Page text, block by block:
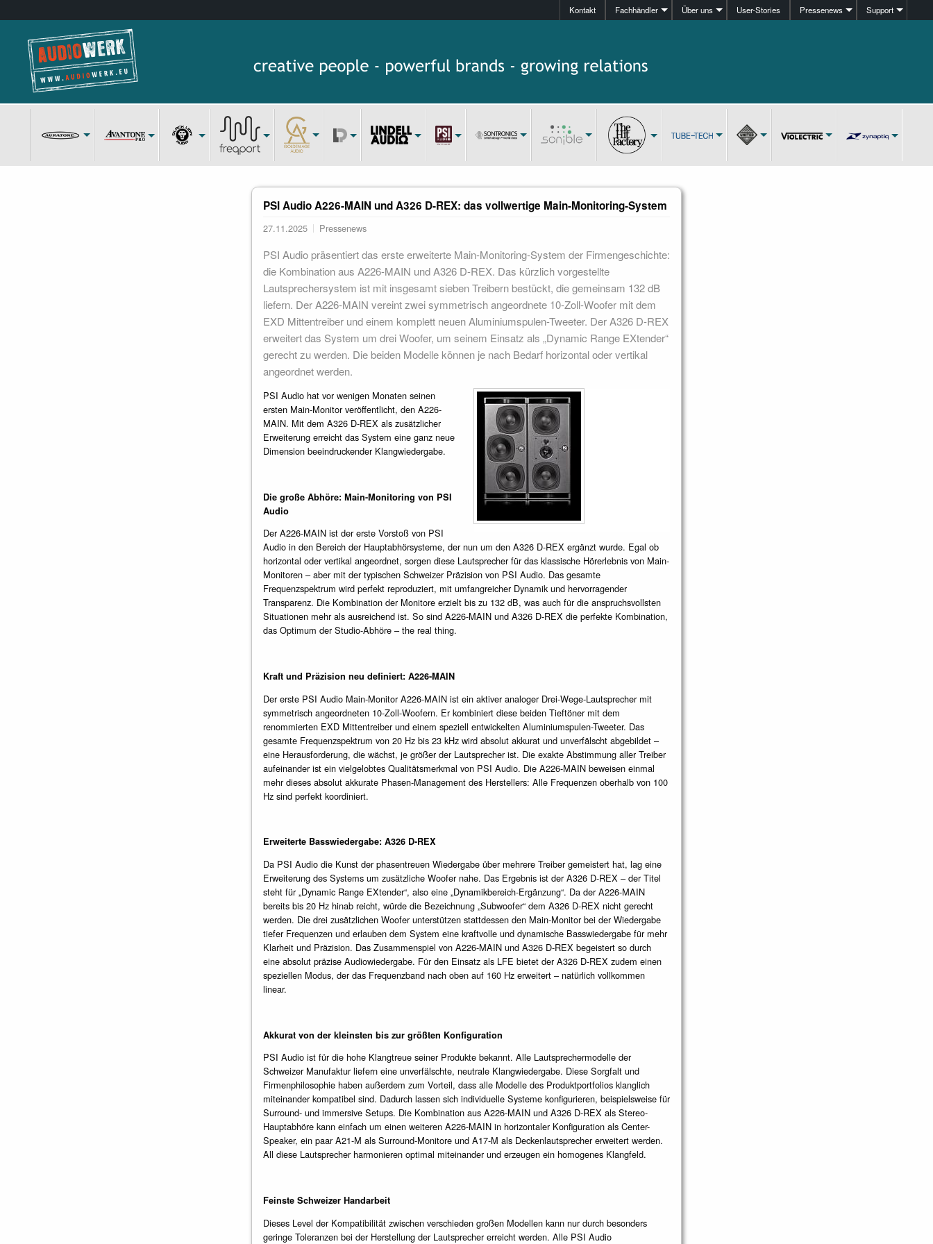
Kontakt Fachhändler Über uns User-Stories Pressenews Support
PSI Audio A226-MAIN und A326 D-REX: das vollwertige Main-Monitoring-System
27.11.2025 Pressenews
PSI Audio präsentiert das erste erweiterte Main-Monitoring-System der Firmengeschichte:
die Kombination aus A226-MAIN und A326 D-REX. Das kürzlich vorgestellte
Lautsprechersystem ist mit insgesamt sieben Treibern bestückt, die gemeinsam 132 dB
liefern. Der A226-MAIN vereint zwei symmetrisch angeordnete 10-Zoll-Woofer mit dem
EXD Mittentreiber und einem komplett neuen Aluminiumspulen-Tweeter. Der A326 D-REX
erweitert das System um drei Woofer, um seinem Einsatz als „Dynamic Range EXtender“
gerecht zu werden. Die beiden Modelle können je nach Bedarf horizontal oder vertikal
angeordnet werden.
PSI Audio hat vor wenigen Monaten seinen
ersten Main-Monitor veröffentlicht, den A226-
MAIN. Mit dem A326 D-REX als zusätzlicher
Erweiterung erreicht das System eine ganz neue
Dimension beeindruckender Klangwiedergabe.
Die große Abhöre: Main-Monitoring von PSI
Audio
Der A226-MAIN ist der erste Vorstoß von PSI
Audio in den Bereich der Hauptabhörsysteme, der nun um den A326 D-REX ergänzt wurde. Egal ob
horizontal oder vertikal angeordnet, sorgen diese Lautsprecher für das klassische Hörerlebnis von Main-
Monitoren – aber mit der typischen Schweizer Präzision von PSI Audio. Das gesamte
Frequenzspektrum wird perfekt reproduziert, mit umfangreicher Dynamik und hervorragender
Transparenz. Die Kombination der Monitore erzielt bis zu 132 dB, was auch für die anspruchsvollsten
Situationen mehr als ausreichend ist. So sind A226-MAIN und A326 D-REX die perfekte Kombination,
das Optimum der Studio-Abhöre – the real thing.
Kraft und Präzision neu definiert: A226-MAIN
Der erste PSI Audio Main-Monitor A226-MAIN ist ein aktiver analoger Drei-Wege-Lautsprecher mit
symmetrisch angeordneten 10-Zoll-Woofern. Er kombiniert diese beiden Tieftöner mit dem
renommierten EXD Mittentreiber und einem speziell entwickelten Aluminiumspulen-Tweeter. Das
gesamte Frequenzspektrum von 20 Hz bis 23 kHz wird absolut akkurat und unverfälscht abgebildet –
eine Herausforderung, die wächst, je größer der Lautsprecher ist. Die exakte Abstimmung aller Treiber
aufeinander ist ein vielgelobtes Qualitätsmerkmal von PSI Audio. Die A226-MAIN beweisen einmal
mehr dieses absolut akkurate Phasen-Management des Herstellers: Alle Frequenzen oberhalb von 100
Hz sind perfekt koordiniert.
Erweiterte Basswiedergabe: A326 D-REX
Da PSI Audio die Kunst der phasentreuen Wiedergabe über mehrere Treiber gemeistert hat, lag eine
Erweiterung des Systems um zusätzliche Woofer nahe. Das Ergebnis ist der A326 D-REX – der Titel
steht für „Dynamic Range EXtender“, also eine „Dynamikbereich-Ergänzung“. Da der A226-MAIN
bereits bis 20 Hz hinab reicht, würde die Bezeichnung „Subwoofer“ dem A326 D-REX nicht gerecht
werden. Die drei zusätzlichen Woofer unterstützen stattdessen den Main-Monitor bei der Wiedergabe
tiefer Frequenzen und erlauben dem System eine kraftvolle und dynamische Basswiedergabe für mehr
Klarheit und Präzision. Das Zusammenspiel von A226-MAIN und A326 D-REX begeistert so durch
eine absolut präzise Audiowiedergabe. Für den Einsatz als LFE bietet der A326 D-REX zudem einen
speziellen Modus, der das Frequenzband nach oben auf 160 Hz erweitert – natürlich vollkommen
linear.
Akkurat von der kleinsten bis zur größten Konfiguration
PSI Audio ist für die hohe Klangtreue seiner Produkte bekannt. Alle Lautsprechermodelle der
Schweizer Manufaktur liefern eine unverfälschte, neutrale Klangwiedergabe. Diese Sorgfalt und
Firmenphilosophie haben außerdem zum Vorteil, dass alle Modelle des Produktportfolios klanglich
miteinander kompatibel sind. Dadurch lassen sich individuelle Systeme konfigurieren, beispielsweise für
Surround- und immersive Setups. Die Kombination aus A226-MAIN und A326 D-REX als Stereo-
Hauptabhöre kann einfach um einen weiteren A226-MAIN in horizontaler Konfiguration als Center-
Speaker, ein paar A21-M als Surround-Monitore und A17-M als Deckenlautsprecher erweitert werden.
All diese Lautsprecher harmonieren optimal miteinander und erzeugen ein homogenes Klangfeld.
Feinste Schweizer Handarbeit
Dieses Level der Kompatibilität zwischen verschieden großen Modellen kann nur durch besonders
geringe Toleranzen bei der Herstellung der Lautsprecher erreicht werden. Alle PSI Audio